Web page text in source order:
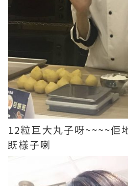
12粒巨大丸子呀~~~~佢
既樣子喇